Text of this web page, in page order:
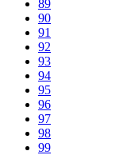
89
90
91
92
93
94
95
96
97
98
99